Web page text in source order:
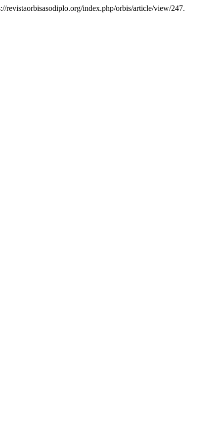
revistaorbisasodiplo.org/index.php/orbis/article/view/247.